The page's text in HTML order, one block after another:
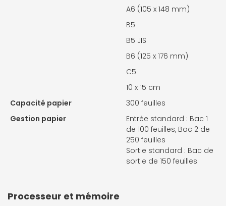
A6 (105 x 148 mm)
B5
B5 JIS
B6 (125 x 176 mm)
C5
10 x 15 cm
Capacité papier
300 feuilles
Gestion papier
Entrée standard : Bac 1
de 100 feuilles, Bac 2 de
250 feuilles
Sortie standard : Bac de
sortie de 150 feuilles
Processeur et mémoire